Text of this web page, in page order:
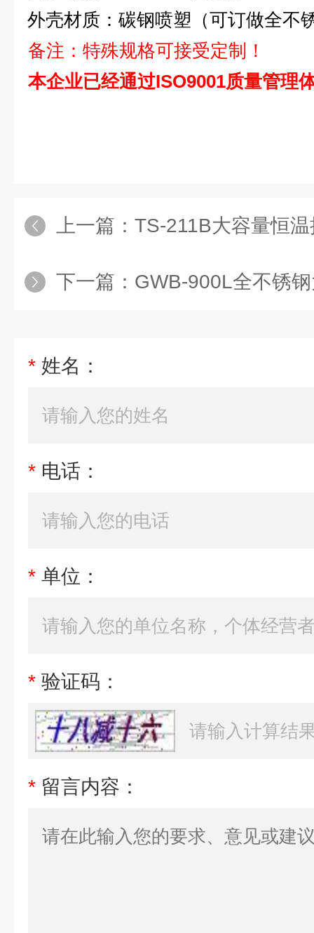
外壳材质：碳钢喷塑（可订做全不
备注：特殊规格可接受定制！
本企业已经通过ISO9001质量管理
上一篇： TS-211B大容量恒
下一篇： GWB-900L全不锈
* 姓名：
* 电话：
* 单位：
* 验证码：
* 留言内容：